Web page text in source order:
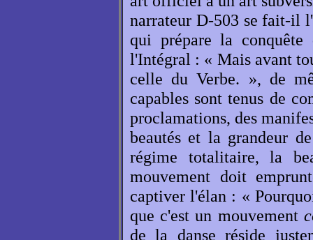
narrateur D-503 se fait-il
qui prépare la conquête
l'Intégral : « Mais avant
celle du Verbe. », de
capables sont tenus de
proclamations, des
beautés et la grandeur
régime totalitaire, la
mouvement doit
captiver l'élan : «
que c'est un mouvement
de la danse réside